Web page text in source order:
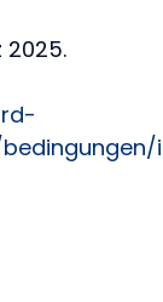
2025.